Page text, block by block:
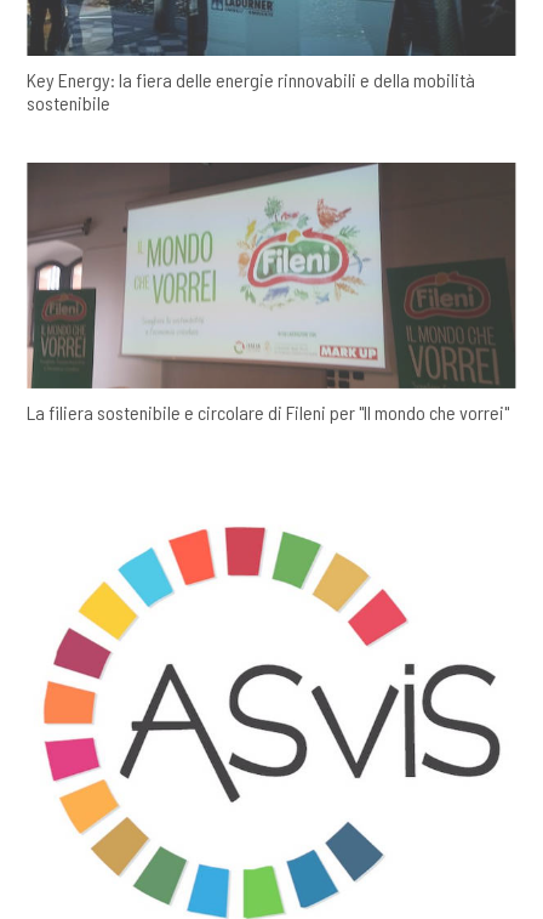
Key Energy: la fiera delle energie rinnovabili e della mobilità
sostenibile
La filiera sostenibile e circolare di Fileni per "Il mondo che vorrei"